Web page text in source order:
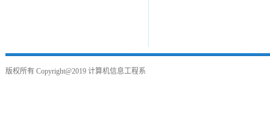
版权所有 Copyright@2019 计算机信息工程系